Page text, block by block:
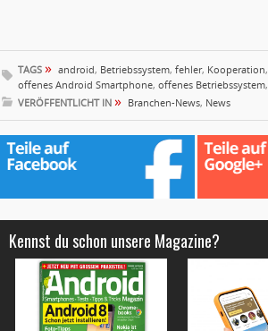
TAGS » android, Betriebssystem, fehler, Kooperation,
offenes Android Smartphone, offenes Betriebssystem,
VERÖFFENTLICHT IN » Branchen-News, News
Kennst du schon unsere Magazine?